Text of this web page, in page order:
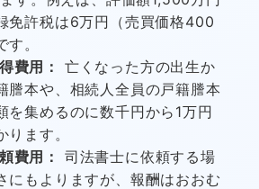
免許税は6万円（売買価格400
。
費用：
亡くなった方の出生か
謄本や、相続人全員の戸籍謄本
を集めるのに数千円から1万円
ます。
費用：
司法書士に依頼する場
にもよりますが、報酬はおおむ